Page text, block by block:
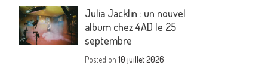
Julia Jacklin : un nouvel
album chez 4AD le 25
septembre
Posted on10 juillet 2026